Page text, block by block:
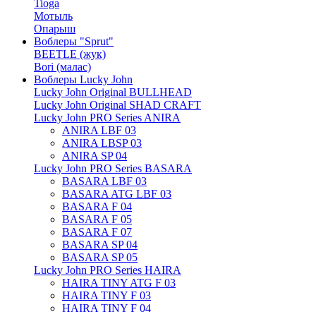
Tioga
Мотыль
Опарыш
Воблеры "Sprut"
BEETLE (жук)
Bori (малас)
Воблеры Lucky John
Lucky John Original BULLHEAD
Lucky John Original SHAD CRAFT
Lucky John PRO Series ANIRA
ANIRA LBF 03
ANIRA LBSP 03
ANIRA SP 04
Lucky John PRO Series BASARA
BASARA LBF 03
BASARA ATG LBF 03
BASARA F 04
BASARA F 05
BASARA F 07
BASARA SP 04
BASARA SP 05
Lucky John PRO Series HAIRA
HAIRA TINY ATG F 03
HAIRA TINY F 03
HAIRA TINY F 04